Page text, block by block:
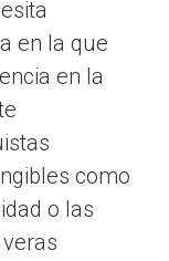
en la que
en la
como
o las